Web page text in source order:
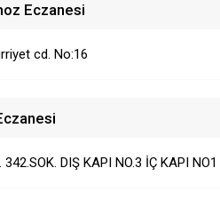
Eczanesi
cd. No:16
DIŞ KAPI NO.3 İÇ KAPI NO1